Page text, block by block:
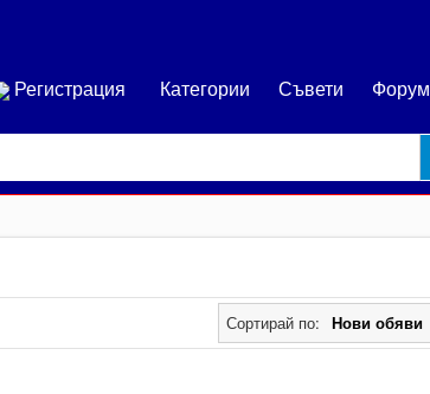
Регистрация Категории Съвети Форум
Сортирай по: Нови обяви